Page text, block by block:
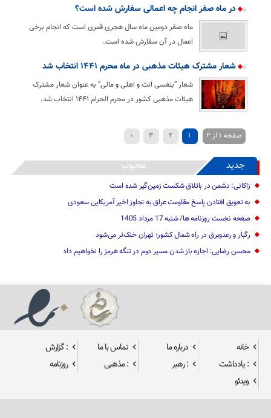
در ماه صفر انجام چه اعمالی سفارش شده است؟
ماه صفر دومین ماه سال هجری قمری است که انجام برخی
اعمال در آن سفارش شده است.
شعار مشترک هیئات مذهبی در ماه محرم ۱۴۴۱ انتخاب شد
شعار “بنفسی انت و اهلی و مالی” به عنوان شعار مشترک
هیئات مذهبی کشور در محرم الحرام ۱۴۴۱ انتخاب شد.
صفحه 1 از 3 1
2
3
›
جدید محبوب
زاکانی: دشمن در باتلاق شکست زمین‌گیر شده است
به تعویق افتادن پاسخ مقاومت عراق به تجاوز اخیر آمریکایی سعودی
صفحه نخست روزنامه ها/ شنبه 17 مرداد 1405
رگبار و رعدوبرق در راه شمال کشور؛ تهران خنک‌تر می‌شود
محسن رضایی: اجازه باز شدن مسیر دوم در تنگه هرمز را نخواهیم داد
خانه درباره ما تماس با ما
: گزارش
: یادداشت
: رهبر : مذهبی
روزنامه
ویدئو